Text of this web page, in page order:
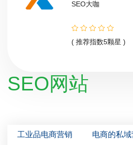
SEO大咖
( 推荐指数5颗星 )
SEO网站
工业品电商营销 电商的私域